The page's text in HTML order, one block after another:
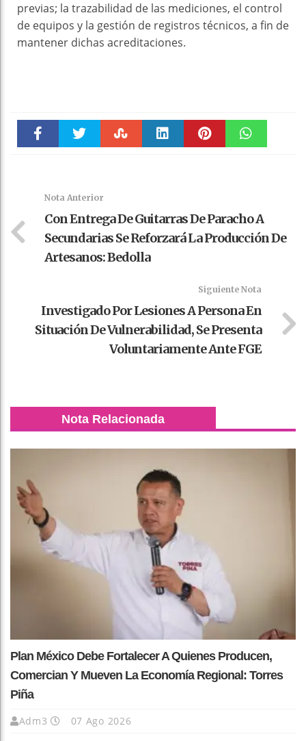
previas; la trazabilidad de las mediciones, el control
de equipos y la gestión de registros técnicos, a fin de
mantener dichas acreditaciones.
Nota Anterior
Con Entrega De Guitarras De Paracho A
Secundarias Se Reforzará La Producción De
Artesanos: Bedolla
Siguiente Nota
Investigado Por Lesiones A Persona En
Situación De Vulnerabilidad, Se Presenta
Voluntariamente Ante FGE
Nota Relacionada
Plan México Debe Fortalecer A Quienes Producen,
Comercian Y Mueven La Economía Regional: Torres
Piña
Adm3 07 Ago 2026